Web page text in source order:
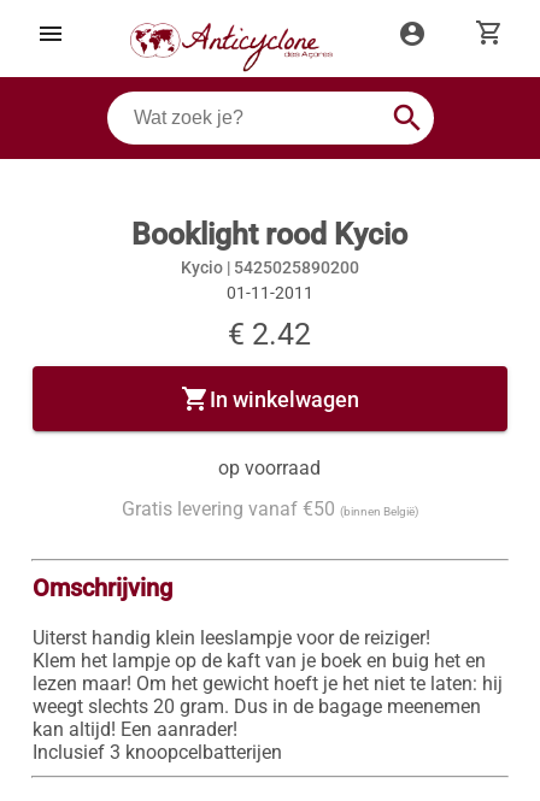
menu account_circle shopping_cart
search
Booklight rood Kycio
Kycio | 5425025890200
01-11-2011
€ 2.42
shopping_cartIn winkelwagen
op voorraad
Gratis levering vanaf €50 (binnen België)
Omschrijving
Uiterst handig klein leeslampje voor de reiziger!
Klem het lampje op de kaft van je boek en buig het en
lezen maar! Om het gewicht hoeft je het niet te laten: hij
weegt slechts 20 gram. Dus in de bagage meenemen
kan altijd! Een aanrader!
Inclusief 3 knoopcelbatterijen